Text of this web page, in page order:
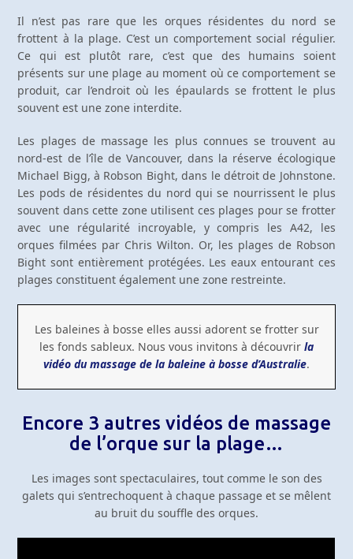
Il n’est pas rare que les orques résidentes du nord se
frottent à la plage. C’est un comportement social régulier.
Ce qui est plutôt rare, c’est que des humains soient
présents sur une plage au moment où ce comportement se
produit, car l’endroit où les épaulards se frottent le plus
souvent est une zone interdite.
Les plages de massage les plus connues se trouvent au
nord-est de l’île de Vancouver, dans la réserve écologique
Michael Bigg, à Robson Bight, dans le détroit de Johnstone.
Les pods de résidentes du nord qui se nourrissent le plus
souvent dans cette zone utilisent ces plages pour se frotter
avec une régularité incroyable, y compris les A42, les
orques filmées par Chris Wilton. Or, les plages de Robson
Bight sont entièrement protégées. Les eaux entourant ces
plages constituent également une zone restreinte.
Les baleines à bosse elles aussi adorent se frotter sur
les fonds sableux. Nous vous invitons à découvrir la
vidéo du massage de la baleine à bosse d’Australie.
Encore 3 autres vidéos de massage
de l’orque sur la plage…
Les images sont spectaculaires, tout comme le son des
galets qui s’entrechoquent à chaque passage et se mêlent
au bruit du souffle des orques.